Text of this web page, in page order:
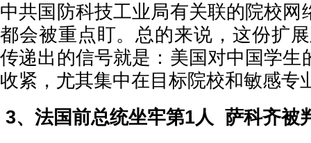
中共国防科技工业局有关联的院校网
都会被重点盯。总的来说，这份扩展
传递出的信号就是：美国对中国学生
收紧，尤其集中在目标院校和敏感专
3、法国前总统坐牢第1人 萨科齐被